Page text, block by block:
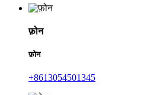
फ़ोन
फ़ोन
+8613054501345